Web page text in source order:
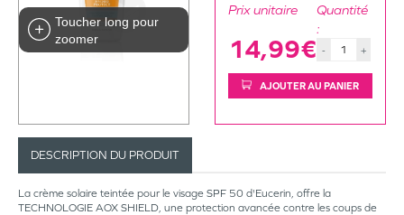
Toucher long pour
zoomer
Prix unitaire
14,99€
Quantité
:
- +
AJOUTER AU PANIER
DESCRIPTION DU PRODUIT
La crème solaire teintée pour le visage SPF 50 d'Eucerin, offre la
TECHNOLOGIE AOX SHIELD, une protection avancée contre les coups de